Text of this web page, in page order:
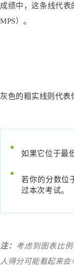
成绩中，这条线代表
MPS）。
灰色的粗实线则代表
如果它位于最
若你的分数位
过本次考试。
注： 考虑到图表比
人得分可能看起来会